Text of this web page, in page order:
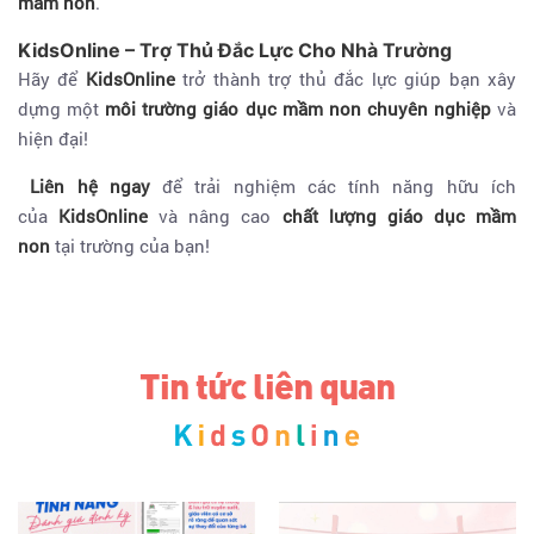
KidsOnline – Trợ Thủ Đắc Lực Cho Nhà Trường
Hãy để KidsOnlinetrở thành trợ thủ đắc lực giúp bạn xây
dựng một môi trường giáo dục mầm non chuyên nghiệpvà
hiện đại!
Liên hệ ngayđể trải nghiệm các tính năng hữu ích
của KidsOnline và nâng cao chất lượng giáo dục mầm
non tại trường của bạn!
Tin tức liên quan